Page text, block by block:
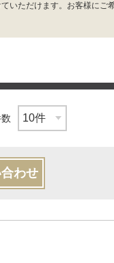
いただけます。お客様に
わせ